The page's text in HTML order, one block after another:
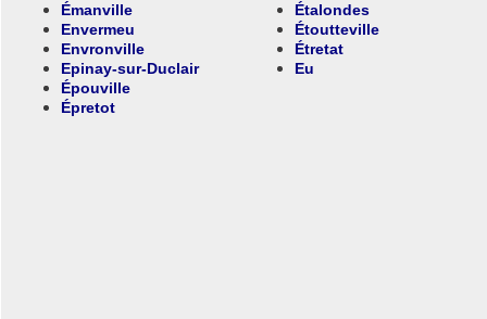
Émanville
Envermeu
Envronville
Epinay-sur-Duclair
Épouville
Épretot
Étalondes
Étoutteville
Étretat
Eu